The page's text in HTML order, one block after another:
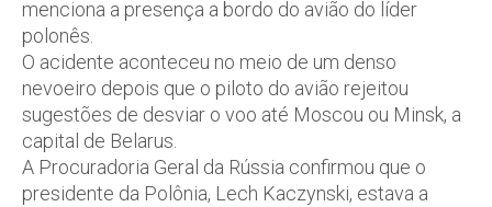
menciona a presença a bordo do avião do líder
polonês.
O acidente aconteceu no meio de um denso
nevoeiro depois que o piloto do avião rejeitou
sugestões de desviar o voo até Moscou ou Minsk, a
capital de Belarus.
A Procuradoria Geral da Rússia confirmou que o
presidente da Polônia, Lech Kaczynski, estava a